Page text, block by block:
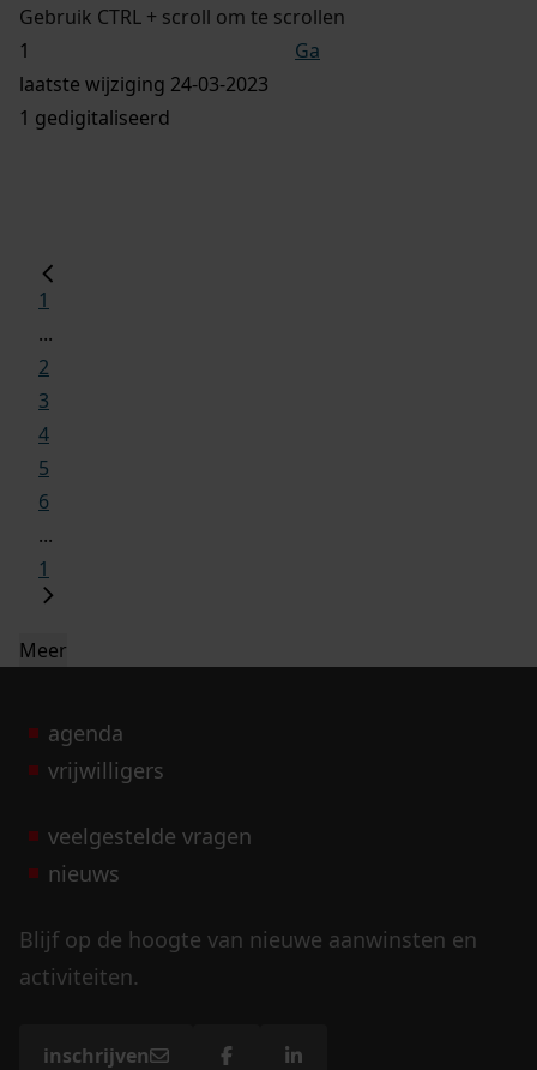
Gebruik CTRL + scroll om te scrollen
Ga
laatste wijziging 24-03-2023
1 gedigitaliseerd
1
...
2
3
4
5
6
...
1
Meer
agenda
vrijwilligers
veelgestelde vragen
nieuws
Blijf op de hoogte van nieuwe aanwinsten en
activiteiten.
inschrijven